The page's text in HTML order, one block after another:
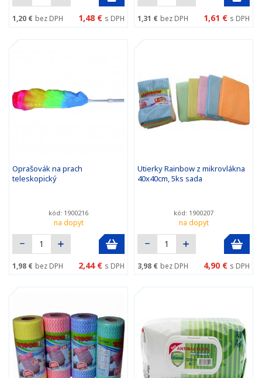
1,20 € bez DPH 1,48 € s DPH 1,31 € bez DPH 1,61 € s DPH
Oprašovák na prach
teleskopický
kód: 1900216
na dopyt
1,98 € bez DPH 2,44 € s DPH
Utierky Rainbow z mikrovlákna
40x40cm, 5ks sada
kód: 1900207
na dopyt
3,98 € bez DPH 4,90 € s DPH